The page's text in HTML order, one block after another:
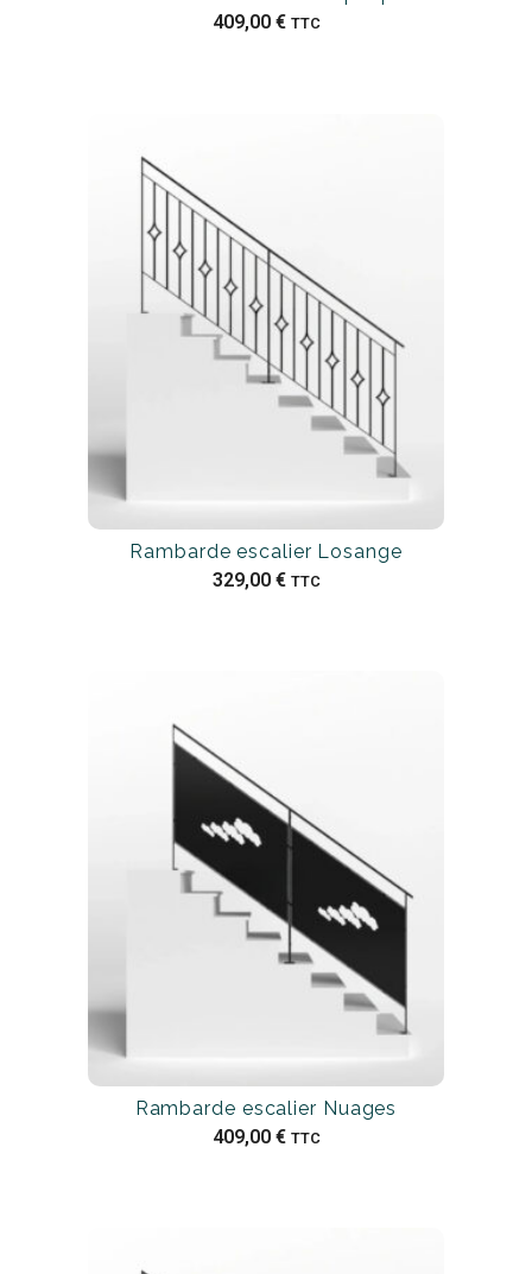
409,00 € TTC
Rambarde escalier Losange
329,00 € TTC
Rambarde escalier Nuages
409,00 € TTC